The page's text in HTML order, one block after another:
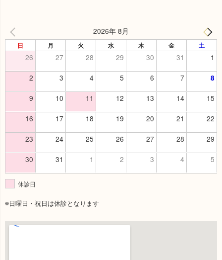
2026年 8月
日 月 火 水 木 金 土
26 27 28 29 30 31 1
2 3 4 5 6 7 8
9 10 11 12 13 14 15
16 17 18 19 20 21 22
23 24 25 26 27 28 29
30 31 1 2 3 4 5
休診日
※日曜日・祝日は休診となります